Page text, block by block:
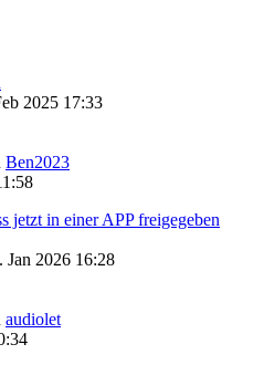
2025 17:33
Ben2023
jetzt in einer APP freigegeben
Jan 2026 16:28
audiolet